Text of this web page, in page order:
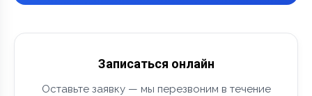
Записаться онлайн
Оставьте заявку — мы перезвоним в течение